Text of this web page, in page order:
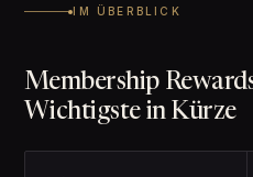
IM ÜBERBLICK
Membership
Wichtigste in Kürze